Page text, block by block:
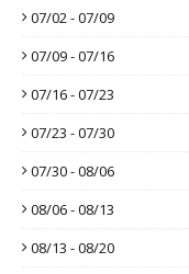
07/02 - 07/09
07/09 - 07/16
07/16 - 07/23
07/23 - 07/30
07/30 - 08/06
08/06 - 08/13
08/13 - 08/20